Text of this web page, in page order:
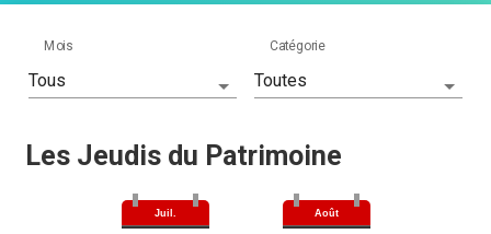
Mois Catégorie
Les Jeudis du Patrimoine
Juil. Août